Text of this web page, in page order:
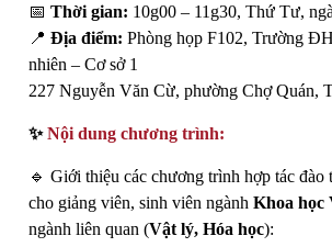
📅Thời gian: 10g00 – 11g30, Thứ Tư,
📍Địa điểm: Phòng họp F102, Trường
nhiên – Cơ sở 1
227 Nguyễn Văn Cừ, phường Chợ Quán,
✨Nội dung chương trình:
🔹 Giới thiệu các chương trình hợp tác đào
cho giảng viên, sinh viên ngànhKhoa học
ngành liên quan (Vật lý, Hóa học):